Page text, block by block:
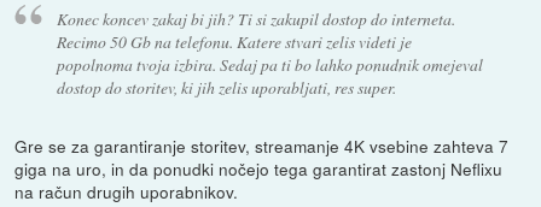
Konec koncev zakaj bi jih? Ti si zakupil dostop do interneta.
Recimo 50 Gb na telefonu. Katere stvari zelis videti je
popolnoma tvoja izbira. Sedaj pa ti bo lahko ponudnik omejeval
dostop do storitev, ki jih zelis uporabljati, res super.
Gre se za garantiranje storitev, streamanje 4K vsebine zahteva 7
giga na uro, in da ponudki nočejo tega garantirat zastonj Neflixu
na račun drugih uporabnikov.